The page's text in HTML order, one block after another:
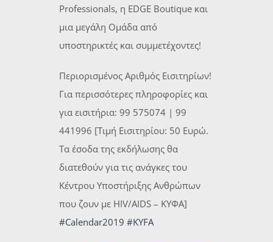
Professionals, η EDGE Boutique και
μια μεγάλη Ομάδα από
υποστηρικτές και συμμετέχοντες!
Περιορισμένος Αριθμός Εισιτηρίων!
Για περισσότερες πληροφορίες και
για εισιτήρια: 99 575074 | 99
441996 [Τιμή Εισιτηρίου: 50 Ευρώ.
Τα έσοδα της εκδήλωσης θα
διατεθούν για τις ανάγκες του
Κέντρου Υποστήριξης Ανθρώπων
που ζουν με HIV/AIDS – ΚΥΦΑ]
#Calendar2019 #KYFA